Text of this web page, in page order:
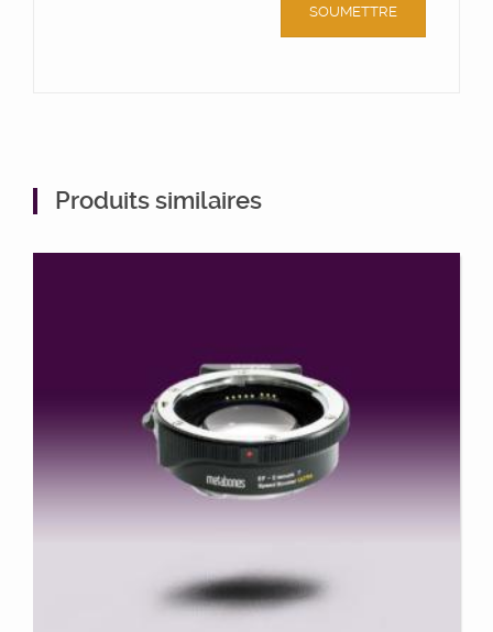
Produits similaires